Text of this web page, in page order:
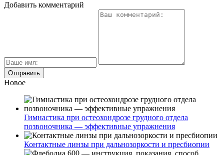
Добавить комментарий
Новое
Гимнастика при остеохондрозе грудного отдела
позвоночника — эффективные упражнения
Контактные линзы при дальнозоркости и пресбиопии